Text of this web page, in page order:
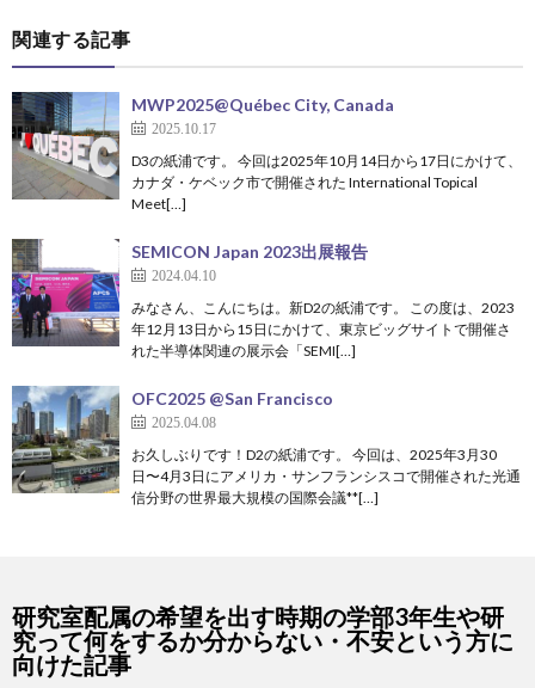
関連する記事
MWP2025@Québec City, Canada
2025.10.17
D3の紙浦です。 今回は2025年10月14日から17日にかけて、
カナダ・ケベック市で開催された International Topical
Meet[…]
SEMICON Japan 2023出展報告
2024.04.10
みなさん、こんにちは。新D2の紙浦です。 この度は、2023
年12月13日から15日にかけて、東京ビッグサイトで開催さ
れた半導体関連の展示会「SEMI[…]
OFC2025 @San Francisco
2025.04.08
お久しぶりです！D2の紙浦です。 今回は、2025年3月30
日〜4月3日にアメリカ・サンフランシスコで開催された光通
信分野の世界最大規模の国際会議**[…]
研究室配属の希望を出す時期の学部3年生や研
究って何をするか分からない・不安という方に
向けた記事